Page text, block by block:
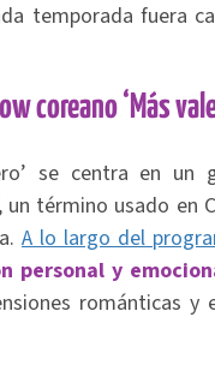
temporada fuera
coreano ‘Más
se centra en un
término usado en
A lo largo del
personal y
románticas y